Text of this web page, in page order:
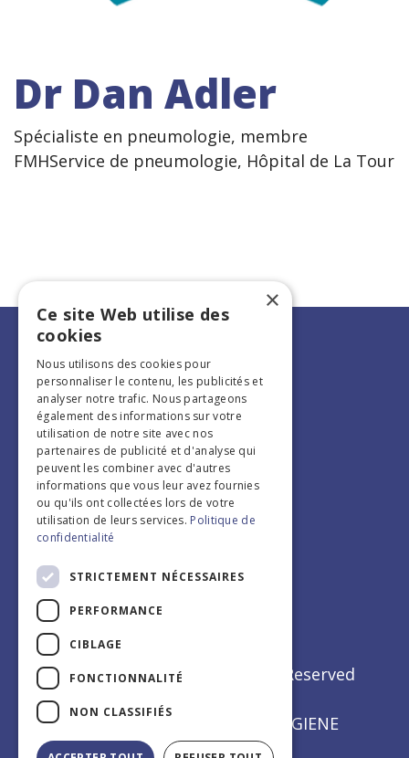
Dr Dan Adler
Spécialiste en pneumologie, membre
FMHService de pneumologie, Hôpital de La Tour
Edition 2026
Copyrights © 2022 All Rights Reserved
Powered by MEDECINE & HYGIENE
×
Ce site Web utilise des
cookies
Nous utilisons des cookies pour
personnaliser le contenu, les publicités et
analyser notre trafic. Nous partageons
également des informations sur votre
utilisation de notre site avec nos
partenaires de publicité et d'analyse qui
peuvent les combiner avec d'autres
informations que vous leur avez fournies
ou qu'ils ont collectées lors de votre
utilisation de leurs services. Politique de
confidentialité
STRICTEMENT NÉCESSAIRES
PERFORMANCE
CIBLAGE
FONCTIONNALITÉ
NON CLASSIFIÉS